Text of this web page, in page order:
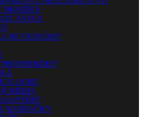
MOSTÍKY
PÁSKY
METRONÓMY
SLUCHU
MÉDIÁ
NABÍJAČKY